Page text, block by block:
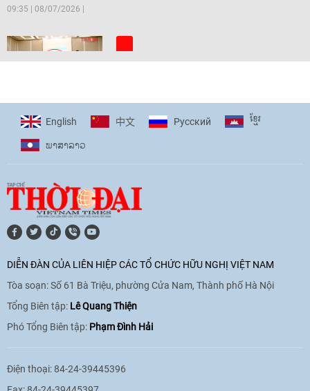
09:35 08/07/2026
[Video] Trẻ em Đông Á cùng kiến tạo
11:10|17/06/2026
hòa bình, hữu nghị giữa các dân tộc"
cho Đại sứ Hungary tại Việt Nam
17:25| 13/06/2026
English 中文 Pусский ខ្មែរ
ພາ​ສາ​ລາວ
DIỄN ĐÀN CỦA LIÊN HIỆP CÁC TỔ CHỨC HỮU NGHỊ VIỆT NAM
Tòa soạn: Số 61 Bà Triệu, phường Cửa Nam, Thành phố Hà Nội
Tổng Biên tập: Lê Quang Thiện
Phó Tổng Biên tập: Phạm Đình Hải
Điện thoại: 84-24-39445396